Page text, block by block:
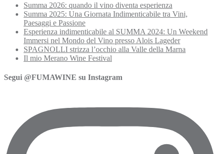
Summa 2026: quando il vino diventa esperienza
Summa 2025: Una Giornata Indimenticabile tra Vini,
Paesaggi e Passione
Esperienza indimenticabile al SUMMA 2024: Un Weekend
Immersi nel Mondo del Vino presso Alois Lageder
SPAGNOLLI strizza l’occhio alla Valle della Marna
Il mio Merano Wine Festival
Segui @FUMAWINE su Instagram